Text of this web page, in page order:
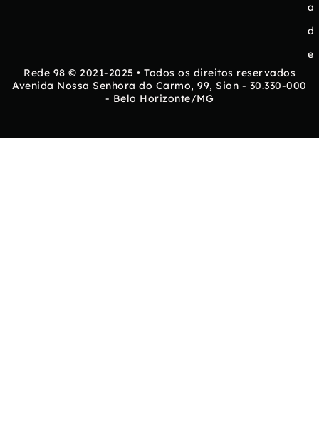
a
d
e
Rede 98 © 2021-2025 • Todos os direitos reservados
Avenida Nossa Senhora do Carmo, 99, Sion - 30.330-000
- Belo Horizonte/MG